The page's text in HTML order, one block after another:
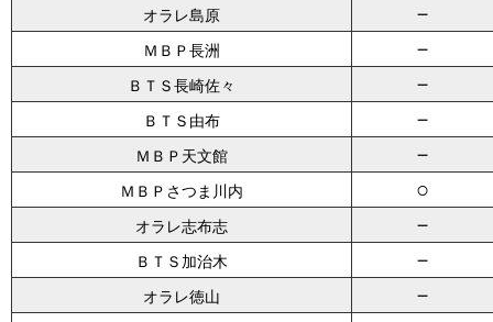
オラレ島原 －
ＭＢＰ長洲 －
ＢＴＳ長崎佐々 －
ＢＴＳ由布 －
ＭＢＰ天文館 －
ＭＢＰさつま川内 ○
オラレ志布志 －
ＢＴＳ加治木 －
オラレ徳山
－